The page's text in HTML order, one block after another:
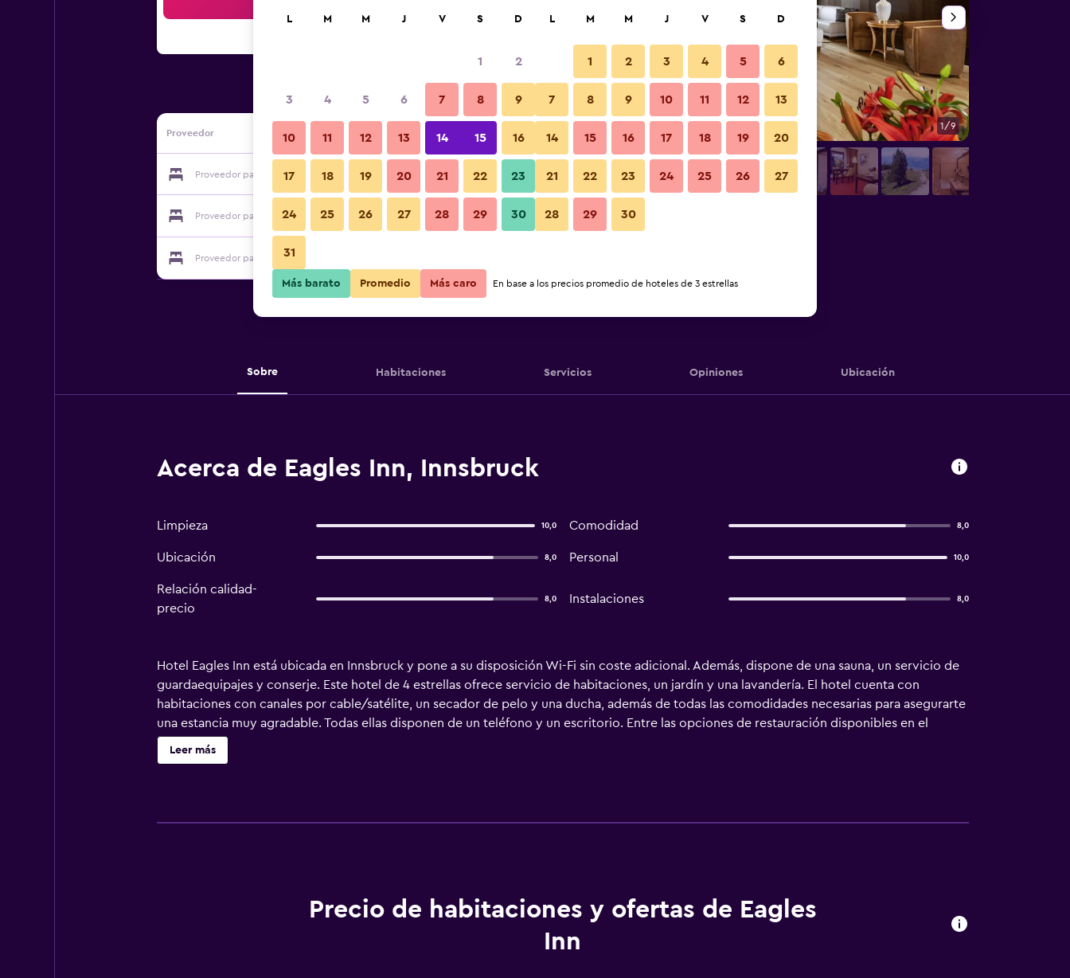
Proveedor
Proveedor para Eagles Inn Ver precios
Proveedor para Eagles Inn Ver precios
Proveedor para Eagles Inn
Lounge 1/9
Fotos
Sobre Habitaciones Servicios Opiniones Ubicación
Acerca de Eagles Inn, Innsbruck
Limpieza 10,0 Comodidad 8,0
Ubicación 8,0 Personal 10,0
Relación calidad-
precio
8,0 Instalaciones 8,0
Hotel Eagles Inn está ubicada en Innsbruck y pone a su disposición Wi-Fi sin coste adicional. Además, dispone de una sauna, un servicio de
guardaequipajes y conserje. Este hotel de 4 estrellas ofrece servicio de habitaciones, un jardín y una lavandería. El hotel cuenta con
habitaciones con canales por cable/satélite, un secador de pelo y una ducha, además de todas las comodidades necesarias para asegurarte
una estancia muy agradable. Todas ellas disponen de un teléfono y un escritorio. Entre las opciones de restauración disponibles en el
establecimiento encontrará un restaurante, que es el lugar ideal para disfrutar de una buena comida. El hotel está cerca de Igls. Los
alrededores dan a los huéspedes la oportunidad de disfrutar de bonitos paseos.
Leer más
Precio de habitaciones y ofertas de Eagles
Inn
L M M J V S D
1 2
3 4 5 6 7 8 9
10 11 12 13 14 15 16
17 18 19 20 21 22 23
24 25 26 27 28 29 30
31
L M M J V S D
1 2 3 4 5 6
7 8 9 10 11 12 13
14 15 16 17 18 19 20
21 22 23 24 25 26 27
28 29 30
Más barato Promedio Más caro En base a los precios promedio de hoteles de 3 estrellas